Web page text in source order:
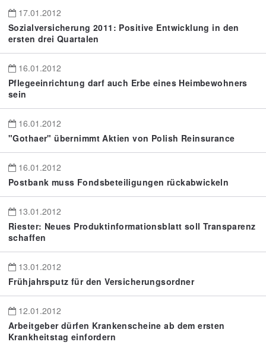
17.01.2012
Sozialversicherung 2011: Positive Entwicklung in den
ersten drei Quartalen
16.01.2012
Pflegeeinrichtung darf auch Erbe eines Heimbewohners
sein
16.01.2012
"Gothaer" übernimmt Aktien von Polish Reinsurance
16.01.2012
Postbank muss Fondsbeteiligungen rückabwickeln
13.01.2012
Riester: Neues Produktinformationsblatt soll Transparenz
schaffen
13.01.2012
Frühjahrsputz für den Versicherungsordner
12.01.2012
Arbeitgeber dürfen Krankenscheine ab dem ersten
Krankheitstag einfordern